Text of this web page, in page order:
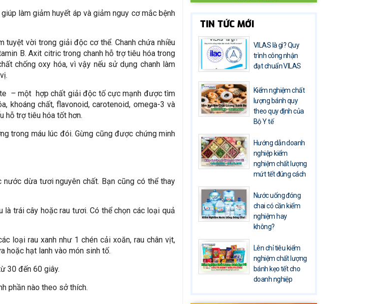
làm giảm huyết áp và giảm nguy cơ mắc bệnh
vời trong giải độc cơ thể. Chanh chứa nhiều
B. Axit citric trong chanh hỗ trợ tiêu hóa trong
chống oxy hóa, vì vậy nếu sử dụng chanh làm
– một hợp chất giải độc tố cực mạnh được tìm
khoáng chất, flavonoid, carotenoid, omega-3 và
hỗ trợ tiêu hóa tốt hơn.
trong máu lúc đói. Gừng cũng được chứng minh
dừa tươi nguyên chất. Bạn cũng có thể thay
trái cây hoặc rau tươi. Có thể chọn các loại quả
loại rau xanh như 1 chén cải xoăn, rau chân vịt,
hoặc hạt lanh vào món sinh tố.
30 đến 60 giây.
phần nào theo sở thích.
TIN TỨC MỚI
VILAS là gì? Quy
trình công nhận
đạt chuẩn VILAS
Kiểm nghiệm chất
lượng bánh quy
theo quy định của
Bộ Y tế
Hướng dẫn doanh
nghiệp kiểm
nghiệm chất lượng
mứt tết đúng cách
Nước uống đóng
chai có cần kiểm
nghiệm hay
không?
Lên chỉ tiêu kiểm
nghiệm chất lượng
bánh kẹo tết cho
doanh nghiệp